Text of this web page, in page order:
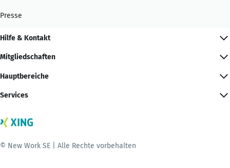
Presse
Hilfe & Kontakt
Mitgliedschaften
Hauptbereiche
Services
© New Work SE | Alle Rechte vorbehalten